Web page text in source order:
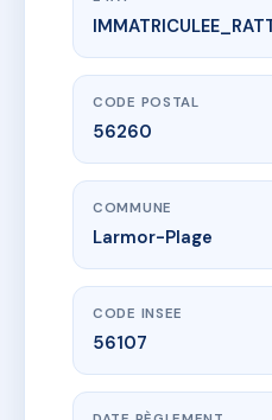
www.vme.plus/
LE SURCOUF
18 r de kerderff56260
CODE POSTAL
56260
COMMUNE
Larmor-Plage
CODE INSEE
56107